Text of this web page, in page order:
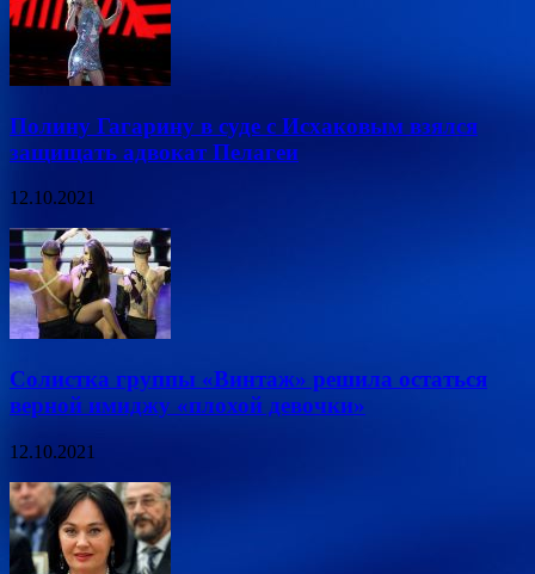
Полину Гагарину в суде с Исхаковым взялся
защищать адвокат Пелагеи
12.10.2021
Солистка группы «Винтаж» решила остаться
верной имиджу «плохой девочки»
12.10.2021